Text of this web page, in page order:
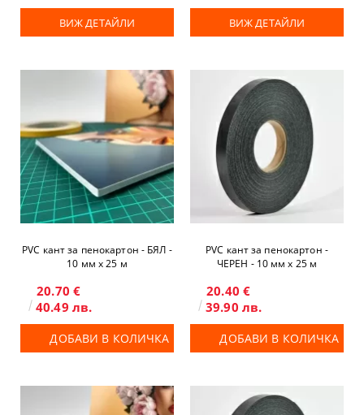
ВИЖ ДЕТАЙЛИ ВИЖ ДЕТАЙЛИ
PVC кант за пенокартон - БЯЛ -
10 мм x 25 м
20.70 €
40.49 лв.
ДОБАВИ В КОЛИЧКА
PVC кант за пенокартон -
ЧЕРЕН - 10 мм x 25 м
20.40 €
39.90 лв.
ДОБАВИ В КОЛИЧКА